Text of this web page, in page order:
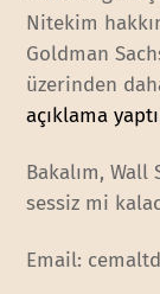
Nitekim
Goldman
üzerinden
açıklama yaptı
Bakalım, Wall
sessiz mi
Email: